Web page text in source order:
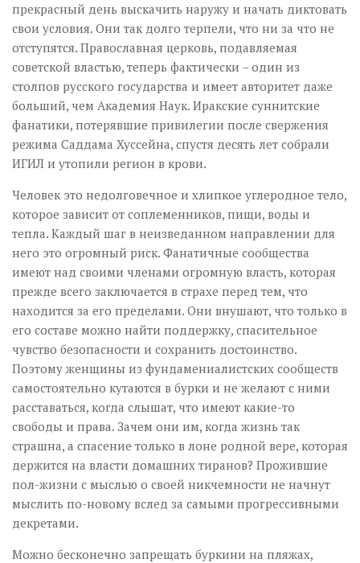
прекрасный день выскачить наружу и начать диктовать
свои условия. Они так долго терпели, что ни за что не
отступятся. Православная церковь, подавляемая
советской властью, теперь фактически – один из
столпов русского государства и имеет авторитет даже
больший, чем Академия Наук. Иракские суннитские
фанатики, потерявшие привилегии после свержения
режима Саддама Хуссейна, спустя десять лет собрали
ИГИЛ и утопили регион в крови.
Человек это недолговечное и хлипкое углеродное тело,
которое зависит от соплеменников, пищи, воды и
тепла. Каждый шаг в неизведанном направлении для
него это огромный риск. Фанатичные сообщества
имеют над своими членами огромную власть, которая
прежде всего заключается в страхе перед тем, что
находится за его пределами. Они внушают, что только в
его составе можно найти поддержку, спасительное
чувство безопасности и сохранить достоинство.
Поэтому женщины из фундамениалистских сообществ
самостоятельно кутаются в бурки и не желают с ними
расставаться, когда слышат, что имеют какие-то
свободы и права. Зачем они им, когда жизнь так
страшна, а спасение только в лоне родной вере, которая
держится на власти домашних тиранов? Прожившие
пол-жизни с мыслью о своей никчемности не начнут
мыслить по-новому вслед за самыми прогрессивными
декретами.
Можно бесконечно запрещать буркини на пляжах,